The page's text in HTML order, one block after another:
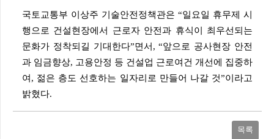
국토교통부 이상주 기술안전정책관은 “일요일 휴무제 시
행으로 건설현장에서 근로자 안전과 휴식이 최우선되는
문화가 정착되길 기대한다”면서, “앞으로 공사현장 안전
과 임금향상, 고용안정 등 건설업 근로여건 개선에 집중하
여, 젊은 층도 선호하는 일자리로 만들어 나갈 것”이라고
밝혔다.
목록